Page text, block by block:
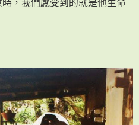
，我們感受到的就是他生命